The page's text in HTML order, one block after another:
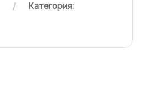
Категория: